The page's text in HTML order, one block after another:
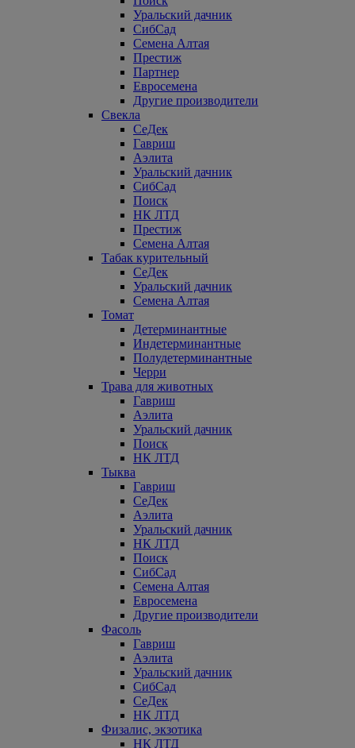
Уральский дачник
СибСад
Семена Алтая
Престиж
Партнер
Евросемена
Другие производители
Свекла
СеДек
Гавриш
Аэлита
Уральский дачник
СибСад
Поиск
НК ЛТД
Престиж
Семена Алтая
Табак курительный
СеДек
Уральский дачник
Семена Алтая
Томат
Детерминантные
Индетерминантные
Полудетерминантные
Черри
Трава для животных
Гавриш
Аэлита
Уральский дачник
Поиск
НК ЛТД
Тыква
Гавриш
СеДек
Аэлита
Уральский дачник
НК ЛТД
Поиск
СибСад
Семена Алтая
Евросемена
Другие производители
Фасоль
Гавриш
Аэлита
Уральский дачник
СибСад
СеДек
НК ЛТД
Физалис, экзотика
НК ЛТД